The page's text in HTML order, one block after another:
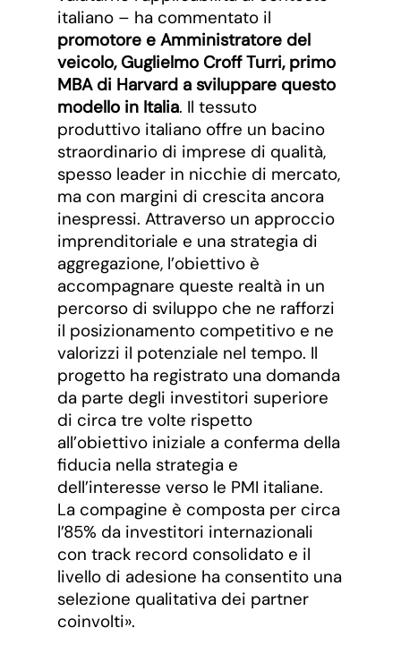
italiano – ha commentato il
promotore e Amministratore del
veicolo, Guglielmo Croff Turri, primo
MBA di Harvard a sviluppare questo
modello in Italia. Il tessuto
produttivo italiano offre un bacino
straordinario di imprese di qualità,
spesso leader in nicchie di mercato,
ma con margini di crescita ancora
inespressi. Attraverso un approccio
imprenditoriale e una strategia di
aggregazione, l’obiettivo è
accompagnare queste realtà in un
percorso di sviluppo che ne rafforzi
il posizionamento competitivo e ne
valorizzi il potenziale nel tempo. Il
progetto ha registrato una domanda
da parte degli investitori superiore
di circa tre volte rispetto
all’obiettivo iniziale a conferma della
fiducia nella strategia e
dell’interesse verso le PMI italiane.
La compagine è composta per circa
l’85% da investitori internazionali
con track record consolidato e il
livello di adesione ha consentito una
selezione qualitativa dei partner
coinvolti».